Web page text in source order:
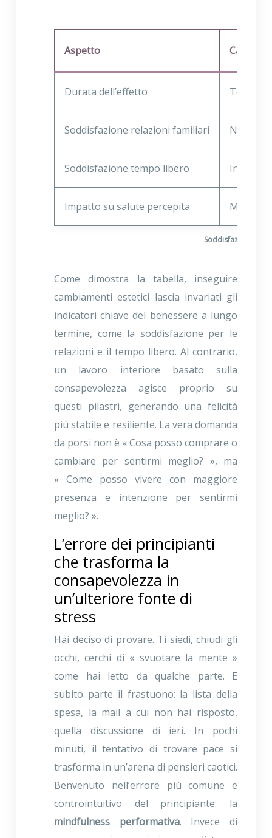
Soddisfazione
Aspetto
Durata dell’effetto
Soddisfazione relazioni familiari Non
Soddisfazione tempo libero Invariata
Impatto su salute percepita Minimo
Come dimostra la tabella, inseguire
cambiamenti estetici lascia invariati gli
indicatori chiave del benessere a lungo
termine, come la soddisfazione per le
relazioni e il tempo libero. Al contrario,
un lavoro interiore basato sulla
consapevolezza agisce proprio su
questi pilastri, generando una felicità
più stabile e resiliente. La vera domanda
da porsi non è « Cosa posso comprare o
cambiare per sentirmi meglio? », ma
« Come posso vivere con maggiore
presenza e intenzione per sentirmi
meglio? ».
L’errore dei principianti
che trasforma la
consapevolezza in
un’ulteriore fonte di
stress
Hai deciso di provare. Ti siedi, chiudi gli
occhi, cerchi di « svuotare la mente »
come hai letto da qualche parte. E
subito parte il frastuono: la lista della
spesa, la mail a cui non hai risposto,
quella discussione di ieri. In pochi
minuti, il tentativo di trovare pace si
trasforma in un’arena di pensieri caotici.
Benvenuto nell’errore più comune e
controintuitivo del principiante: la
mindfulness performativa. Invece di